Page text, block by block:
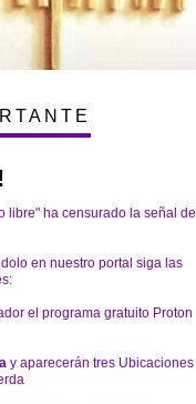
libre" ha censurado la señal del
en nuestro portal siga las
el programa gratuito Proton
y aparecerán tres Ubicaciones